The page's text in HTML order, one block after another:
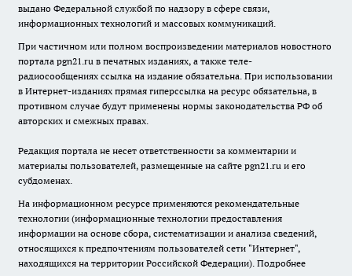
выдано Федеральной службой по надзору в сфере связи,
информационных технологий и массовых коммуникаций.
При частичном или полном воспроизведении материалов новостного
портала pgn21.ru в печатных изданиях, а также теле-
радиосообщениях ссылка на издание обязательна. При использовании
в Интернет-изданиях прямая гиперссылка на ресурс обязательна, в
противном случае будут применены нормы законодательства РФ об
авторских и смежных правах.
Редакция портала не несет ответственности за комментарии и
материалы пользователей, размещенные на сайте pgn21.ru и его
субдоменах.
На информационном ресурсе применяются рекомендательные
технологии (информационные технологии предоставления
информации на основе сбора, систематизации и анализа сведений,
относящихся к предпочтениям пользователей сети "Интернет",
находящихся на территории Российской Федерации). Подробнее